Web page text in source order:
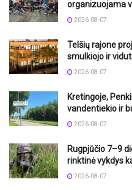
organizuojama
2026-08-07
Telšių rajone
smulkiojo ir
2026-08-07
Kretingoje,
vandentiekio ir
2026-08-07
Rugpjūčio 7–9
rinktinė vykdys
2026-08-07